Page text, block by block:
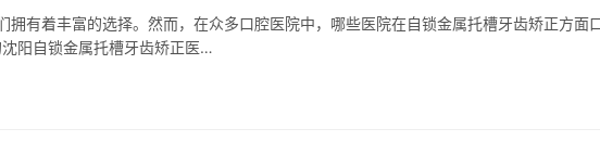
拥有着丰富的选择。然而，在众多口腔医院中，哪些医院在自锁金属托槽牙齿矫正方面
阳自锁金属托槽牙齿矫正医…